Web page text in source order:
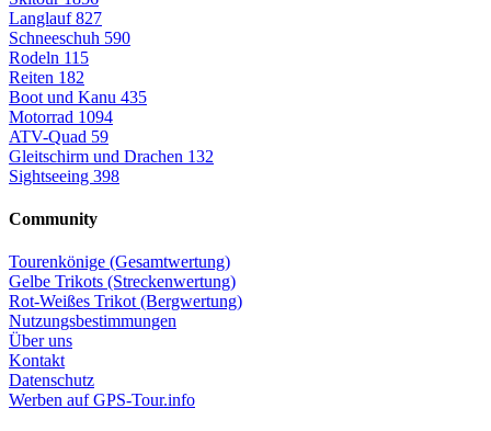
Langlauf827
Schneeschuh 590
Rodeln 115
Reiten 182
Boot und Kanu 435
Motorrad 1094
ATV-Quad 59
Gleitschirm und Drachen 132
Sightseeing 398
Community
Tourenkönige (Gesamtwertung)
Gelbe Trikots (Streckenwertung)
Rot-Weißes Trikot (Bergwertung)
Nutzungsbestimmungen
Über uns
Kontakt
Datenschutz
Werben auf GPS-Tour.info